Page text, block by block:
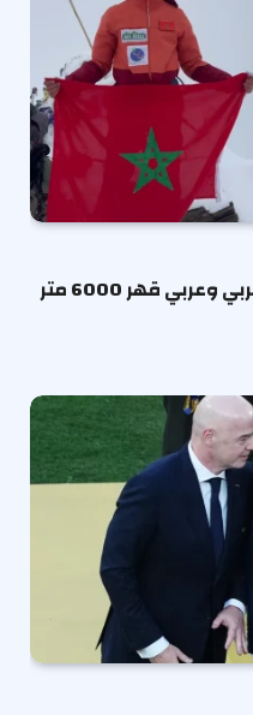
يوسف التازي أصغر متسلق مغربي وعربي قهر 6000 متر